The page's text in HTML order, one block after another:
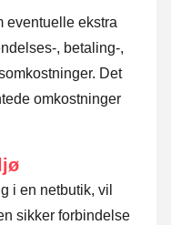
eventuelle ekstra
, betaling-,
Det
omkostninger
i en netbutik, vil
sikker forbindelse